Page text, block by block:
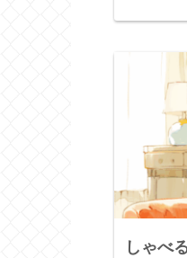
しゃべ